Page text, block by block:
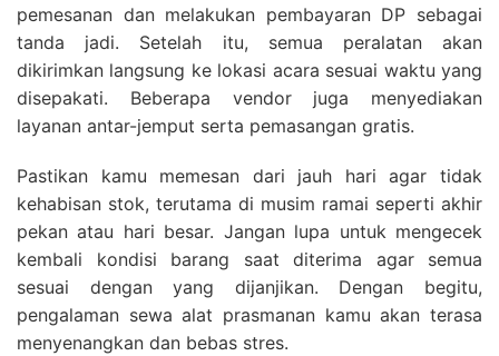
pemesanan dan melakukan pembayaran DP sebagai
tanda jadi. Setelah itu, semua peralatan akan
dikirimkan langsung ke lokasi acara sesuai waktu yang
disepakati. Beberapa vendor juga menyediakan
layanan antar-jemput serta pemasangan gratis.
Pastikan kamu memesan dari jauh hari agar tidak
kehabisan stok, terutama di musim ramai seperti akhir
pekan atau hari besar. Jangan lupa untuk mengecek
kembali kondisi barang saat diterima agar semua
sesuai dengan yang dijanjikan. Dengan begitu,
pengalaman sewa alat prasmanan kamu akan terasa
menyenangkan dan bebas stres.